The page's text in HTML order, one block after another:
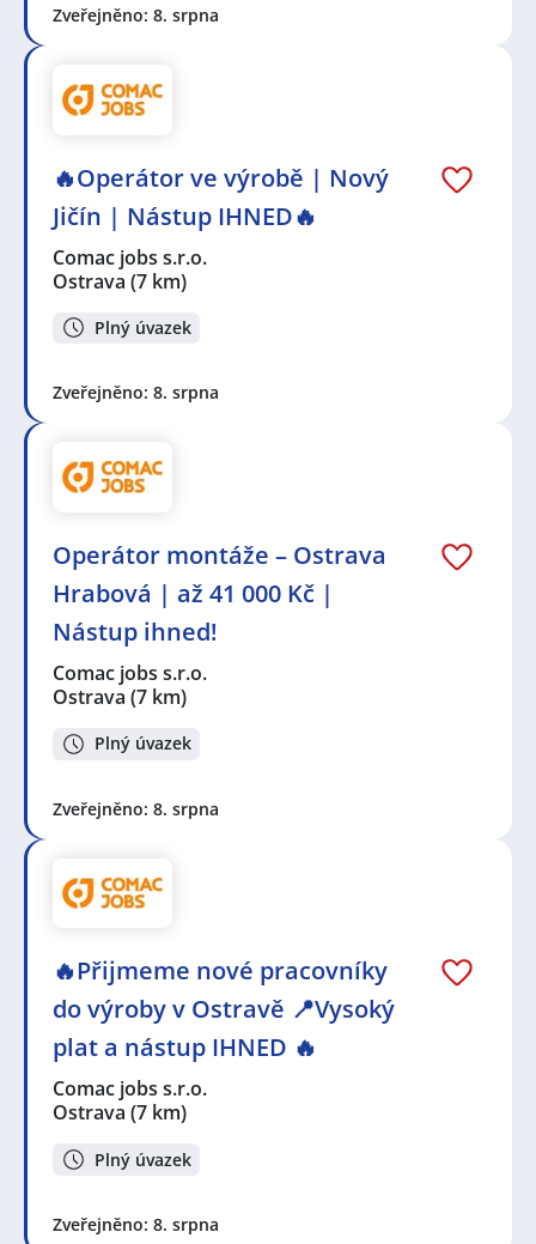
Zveřejněno: 8. srpna
🔥Operátor ve výrobě | Nový
Jičín | Nástup IHNED🔥
Comac jobs s.r.o.
Ostrava (7 km)
Plný úvazek
Zveřejněno: 8. srpna
Operátor montáže – Ostrava
Hrabová | až 41 000 Kč |
Nástup ihned!
Comac jobs s.r.o.
Ostrava (7 km)
Plný úvazek
Zveřejněno: 8. srpna
🔥Přijmeme nové pracovníky
do výroby v Ostravě 📍Vysoký
plat a nástup IHNED 🔥
Comac jobs s.r.o.
Ostrava (7 km)
Plný úvazek
Zveřejněno: 8. srpna